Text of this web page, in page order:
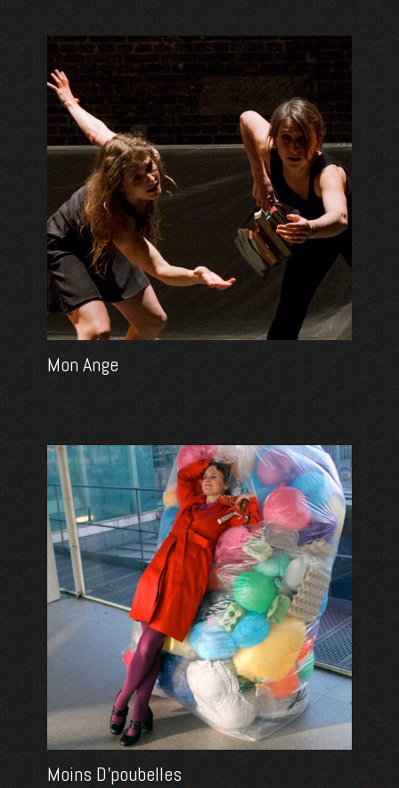
Mon Ange
Moins D’poubelles